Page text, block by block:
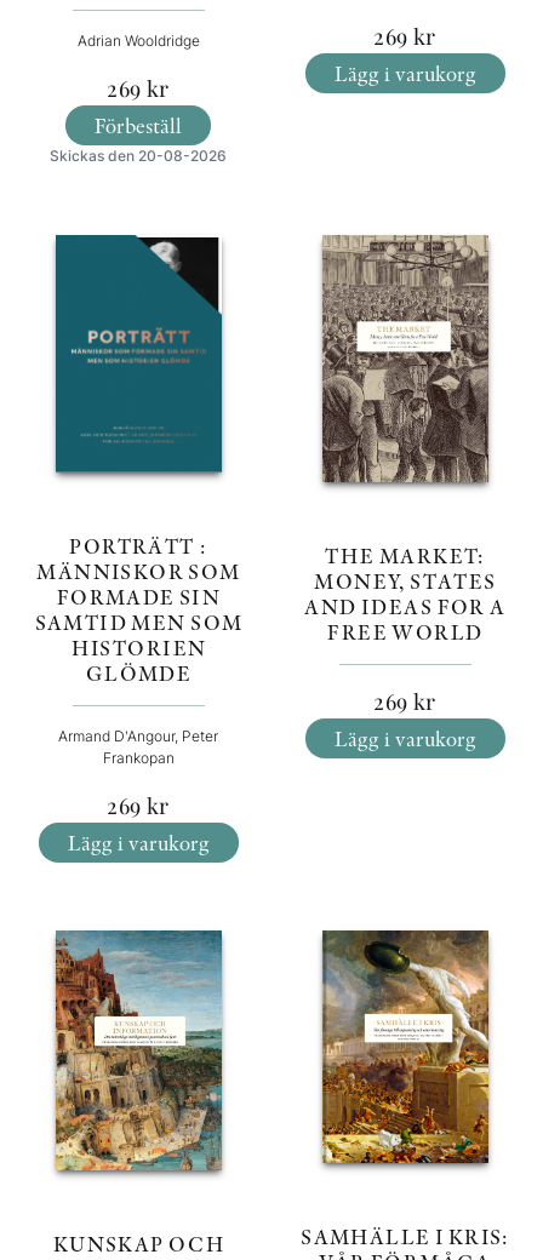
Adrian Wooldridge
269 kr
Förbeställ
Skickas den 20-08-2026
269 kr
Lägg i varukorg
PORTRÄTT :
MÄNNISKOR SOM
FORMADE SIN
SAMTID MEN SOM
HISTORIEN
GLÖMDE
Armand D'Angour, Peter
Frankopan
269 kr
Lägg i varukorg
THE MARKET:
MONEY, STATES
AND IDEAS FOR A
FREE WORLD
269 kr
Lägg i varukorg
KUNSKAP OCH
SAMHÄLLE I KRIS: